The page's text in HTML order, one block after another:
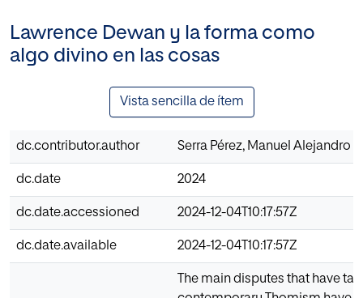
Lawrence Dewan y la forma como
algo divino en las cosas
Vista sencilla de ítem
dc.contributor.author Serra Pérez, Manuel Alejandro
dc.date 2024
dc.date.accessioned 2024-12-04T10:17:57Z
dc.date.available 2024-12-04T10:17:57Z
The main disputes that have